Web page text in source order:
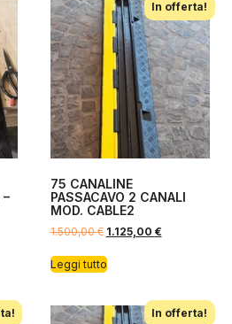
In offerta!
75 CANALINE
PASSACAVO 2 CANALI
MOD. CABLE2
1.500,00€ 1.125,00 €
Leggi tutto
In offerta!